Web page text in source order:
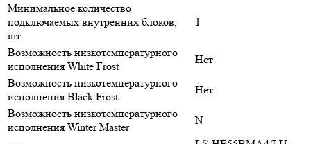
Минимальное количество
подключаемых внутренних блоков,
шт.
1
Возможность низкотемпературного
исполнения White Frost
Нет
Возможность низкотемпературного
исполнения Black Frost
Нет
Возможность низкотемпературного
исполнения Winter Master
N